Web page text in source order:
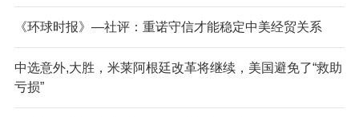
《环球时报》—社评：重诺守信才能稳定中美经贸关系
中选意外,大胜，米莱阿根廷改革将继续，美国避免了“救助
亏损”